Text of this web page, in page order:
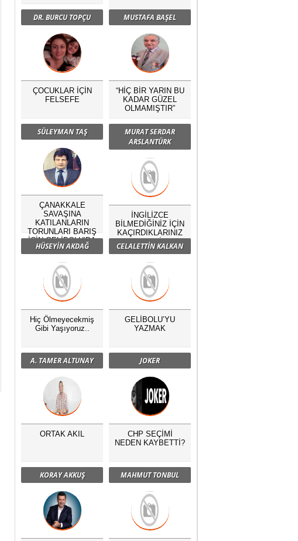
DR. BURCU TOPÇU
ÇOCUKLAR İÇİN
FELSEFE
MUSTAFA BAŞEL
“HİÇ BİR YARIN BU
KADAR GÜZEL
OLMAMIŞTIR”
SÜLEYMAN TAŞ
ÇANAKKALE
SAVAŞINA
KATILANLARIN
TORUNLARI BARIŞ
İÇİN GELİBOLU’DA
BULUŞTU
MURAT SERDAR
ARSLANTÜRK
İNGİLİZCE
BİLMEDİĞİNİZ İÇİN
KAÇIRDIKLARINIZ
NELERDİR?
HÜSEYİN AKDAĞ
Hiç Ölmeyecekmiş
Gibi Yaşıyoruz..
CELALETTİN KALKAN
GELİBOLU’YU
YAZMAK
A. TAMER ALTUNAY
ORTAK AKIL
JOKER
CHP SEÇİMİ
NEDEN KAYBETTİ?
KORAY AKKUŞ MAHMUT TONBUL